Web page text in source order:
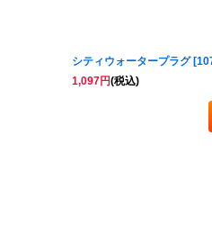
シティウォータープラグ [
1,097円(税込)